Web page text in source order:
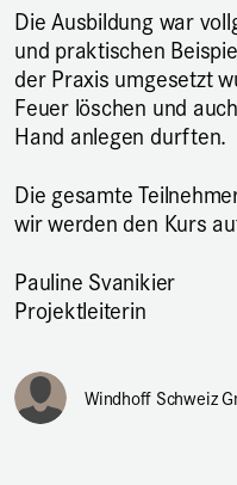
Die Ausbildung war
und praktischen
der Praxis umgesetzt
Feuer löschen und
Hand anlegen durften.
Die gesamte
wir werden den Kurs
Pauline Svanikier
Projektleiterin
Windhoff Schweiz